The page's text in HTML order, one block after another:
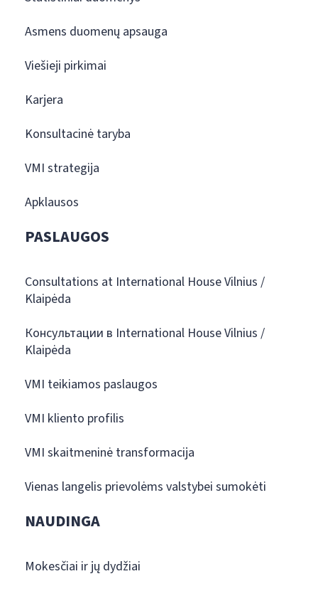
Asmens duomenų apsauga
Viešieji pirkimai
Karjera
Konsultacinė taryba
VMI strategija
Apklausos
PASLAUGOS
Consultations at International House Vilnius /
Klaipėda
Консультации в International House Vilnius /
Klaipėda
VMI teikiamos paslaugos
VMI kliento profilis
VMI skaitmeninė transformacija
Vienas langelis prievolėms valstybei sumokėti
NAUDINGA
Mokesčiai ir jų dydžiai